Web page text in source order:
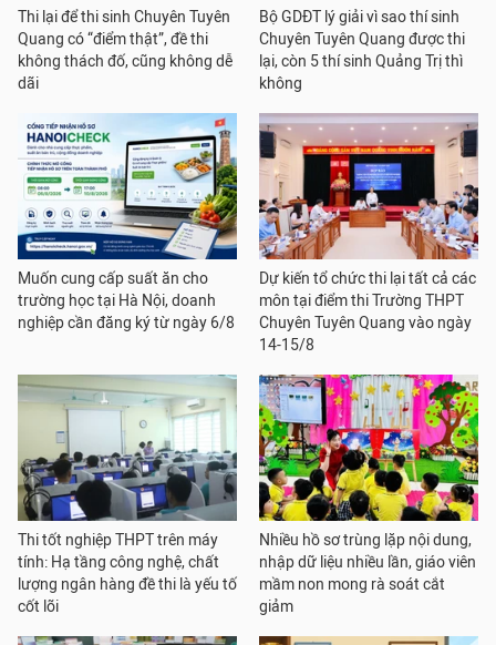
Thi lại để thi sinh Chuyên Tuyên
Quang có “điểm thật”, đề thi
không thách đố, cũng không dễ
dãi
Bộ GDĐT lý giải vì sao thí sinh
Chuyên Tuyên Quang được thi
lại, còn 5 thí sinh Quảng Trị thì
không
Muốn cung cấp suất ăn cho
trường học tại Hà Nội, doanh
nghiệp cần đăng ký từ ngày 6/8
Dự kiến tổ chức thi lại tất cả các
môn tại điểm thi Trường THPT
Chuyên Tuyên Quang vào ngày
14-15/8
Thi tốt nghiệp THPT trên máy
tính: Hạ tầng công nghệ, chất
lượng ngân hàng đề thi là yếu tố
cốt lõi
Nhiều hồ sơ trùng lặp nội dung,
nhập dữ liệu nhiều lần, giáo viên
mầm non mong rà soát cắt
giảm